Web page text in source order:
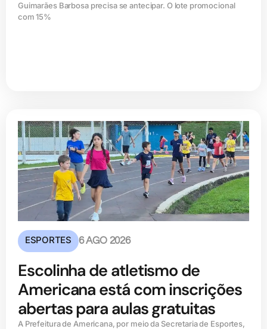
Guimarães Barbosa precisa se antecipar. O lote promocional
com 15%
ESPORTES 6 AGO 2026
Escolinha de atletismo de
Americana está com inscrições
abertas para aulas gratuitas
A Prefeitura de Americana, por meio da Secretaria de Esportes,